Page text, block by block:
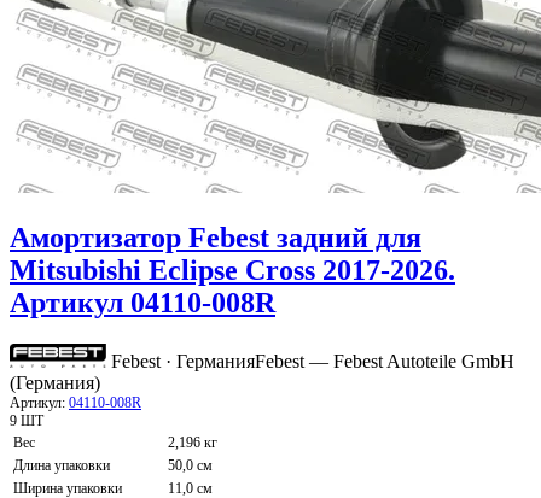
Амортизатор Febest задний для
Mitsubishi Eclipse Cross 2017-2026.
Артикул 04110-008R
Febest · ГерманияFebest — Febest Autoteile GmbH
(Германия)
Артикул: 04110-008R
9 ШТ
Вес
2,196 кг
Длина упаковки
50,0 см
Ширина упаковки
11,0 см